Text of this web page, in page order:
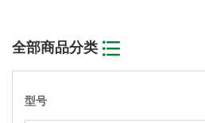
全部商品分类
型号